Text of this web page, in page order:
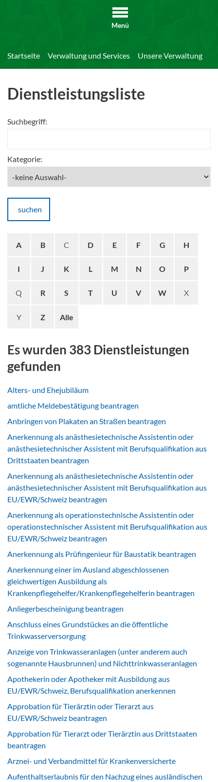
Menü
Startseite Verwaltung und Services Unsere Verwaltung
Dienstleistungsliste
Suchbegriff:
Kategorie:
suchen
A B C D E F G H
I J K L M N O P
Q R S T U V W X
Y Z Alle
Es wurden 383 Dienstleistungen
gefunden
Alters- und Ehejubiläum
amtliche Meldebestätigung beantragen
Anbringen von Plakaten an Straßen beantragen
Anerkennung als anästhesietechnische Assistentin oder
anästhesietechnischer Assistent mit Berufsqualifikation aus
Drittstaaten beantragen
Anerkennung als anästhesietechnische Assistentin oder
anästhesietechnischer Assistent mit Berufsqualifikation aus
EU/EWR/Schweiz beantragen
Anerkennung als operationstechnische Assistentin oder
operationstechnischer Assistent mit Berufsqualifikation aus
EU/EWR/Schweiz beantragen
Anerkennung als Prüfingenieur für Baustatik beantragen
Anerkennung einer im Ausland abgeschlossenen
gleichwertigen Ausbildung als
Krankenpflegehelfer/Krankenpflegehelferin beantragen
Anliegerbescheinigung beantragen
Anschluss eines Grundstückes an die öffentliche
Trinkwasserversorgung
Anzeige von Trinkwasseranlagen (unter anderem auch
sogenannte Hausbrunnen) und Nichttrinkwasseranlagen
Apothekerin oder Apotheker mit Ausbildung aus
EU/EWR/Schweiz, Berufsqualifikation anerkennen
Approbation für Tierärztin oder Tierarzt aus
EU/EWR/Schweiz beantragen
Approbation für Tierarzt oder Tierärztin aus Drittstaaten
beantragen
Arznei- und Verbandmittel für Krankenversicherte
Aufenthaltserlaubnis für den Nachzug eines ausländischen